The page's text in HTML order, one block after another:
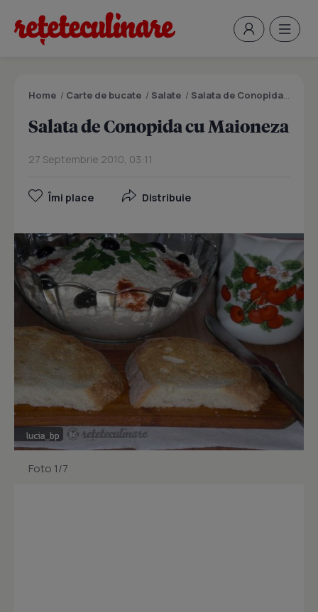
Home / Carte de bucate / Salate / Salata de Conopida cu Maioneza
Salata de Conopida cu Maioneza
27 Septembrie 2010, 03:11
Îmi place Distribuie
Foto 1/7